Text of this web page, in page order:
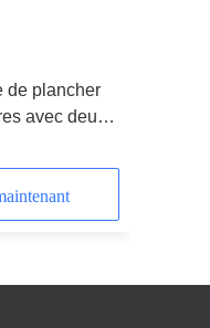
de plancher
avec deux